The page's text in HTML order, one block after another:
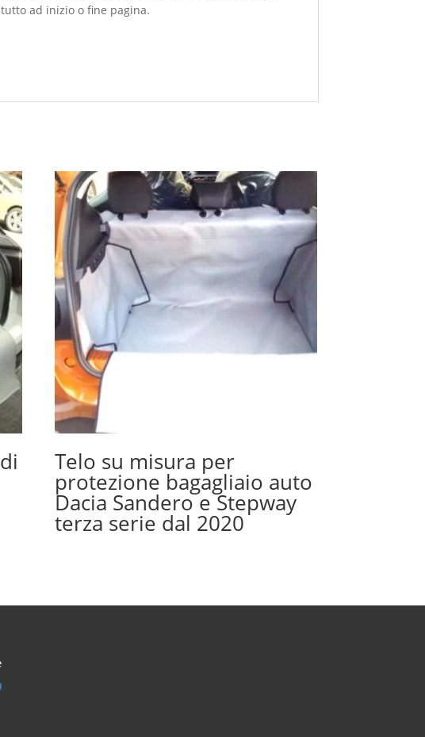
ad inizio o fine pagina.
Telo su misura per
protezione bagagliaio auto
Dacia Sandero e Stepway
terza serie dal 2020